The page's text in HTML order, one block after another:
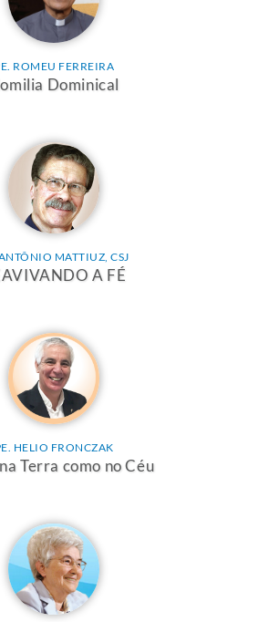
ROMEU FERREIRA
Dominical
MATTIUZ, CSJ
A FÉ
HELIO FRONCZAK
Terra como no Céu